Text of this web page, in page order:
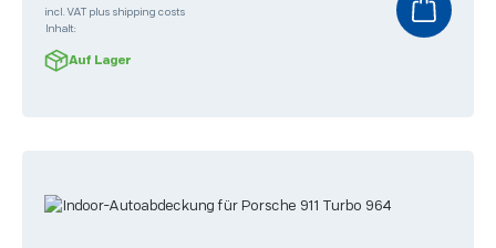
incl. VAT plus shipping costs
Inhalt:
Auf Lager